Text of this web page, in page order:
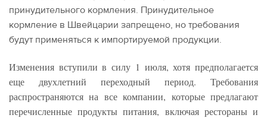
принудительного кормления. Принудительное
кормление в Швейцарии запрещено, но требования
будут применяться к импортируемой продукции.
Изменения вступили в силу 1 июля, хотя предполагается
еще двухлетний переходный период. Требования
распространяются на все компании, которые предлагают
перечисленные продукты питания, включая рестораны и